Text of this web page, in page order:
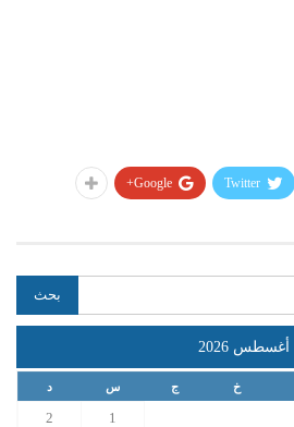
Twitter
Google+
أغسطس 2026
خ ج س د
1
2